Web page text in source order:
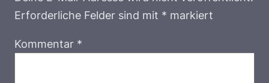
Erforderliche Felder sind mit * markiert
Kommentar *